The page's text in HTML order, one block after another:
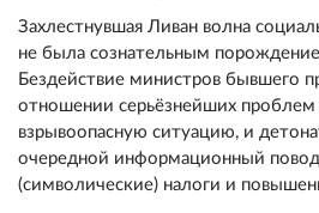
Захлестнувшая Ливан волна
не была сознательным
Бездействие министров бывшего
отношении серьёзнейших проблем
взрывоопасную ситуацию, и
очередной информационный
(символические) налоги и